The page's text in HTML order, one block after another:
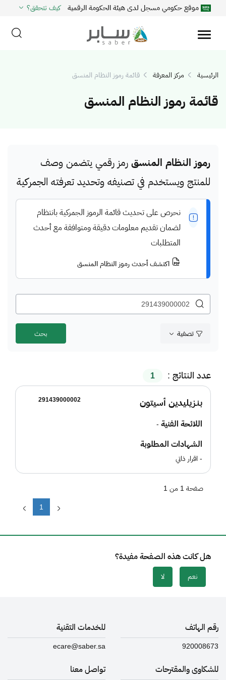
موقع حكومي مسجل لدى هيئة الحكومة الرقمية كيف تتحقق؟
الرئيسية مركز المعرفة قائمة رموز النظام المنسق
قائمة رموز النظام المنسق
رموز النظام المنسق رمز رقمي يتضمن وصف
للمنتج ويستخدم في تصنيفه وتحديد تعرفته الجمركية
نحرص على تحديث قائمة الرموز الجمركية بانتظام
لضمان تقديم معلومات دقيقة ومتوافقة مع أحدث
المتطلبات
اكتشف أحدث رموز النظام المنسق
تصفية
عدد النتائج : 1
291439000002 بنـزيليدين أسيتون
اللائحة الفنية -
الشهادات المطلوبة
- اقرار ذاتي
1
صفحة 1 من 1
هل كانت هذه الصفحة مفيدة؟
نعم لا
رقم الهاتف
920008673
للخدمات التقنية
ecare@saber.sa
للشكاوى والمقترحات تواصل معنا